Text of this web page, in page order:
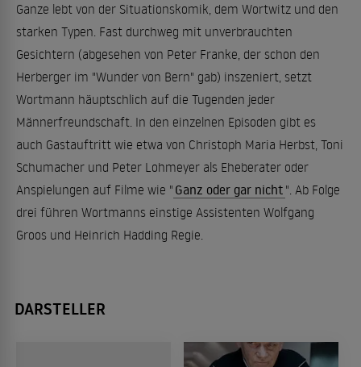
Ganze lebt von der Situationskomik, dem Wortwitz und den
starken Typen. Fast durchweg mit unverbrauchten
Gesichtern (abgesehen von Peter Franke, der schon den
Herberger im "Wunder von Bern" gab) inszeniert, setzt
Wortmann häuptschlich auf die Tugenden jeder
Männerfreundschaft. In den einzelnen Episoden gibt es
auch Gastauftritt wie etwa von Christoph Maria Herbst, Toni
Schumacher und Peter Lohmeyer als Eheberater oder
Anspielungen auf Filme wie " Ganz oder gar nicht ". Ab Folge
drei führen Wortmanns einstige Assistenten Wolfgang
Groos und Heinrich Hadding Regie.
DARSTELLER